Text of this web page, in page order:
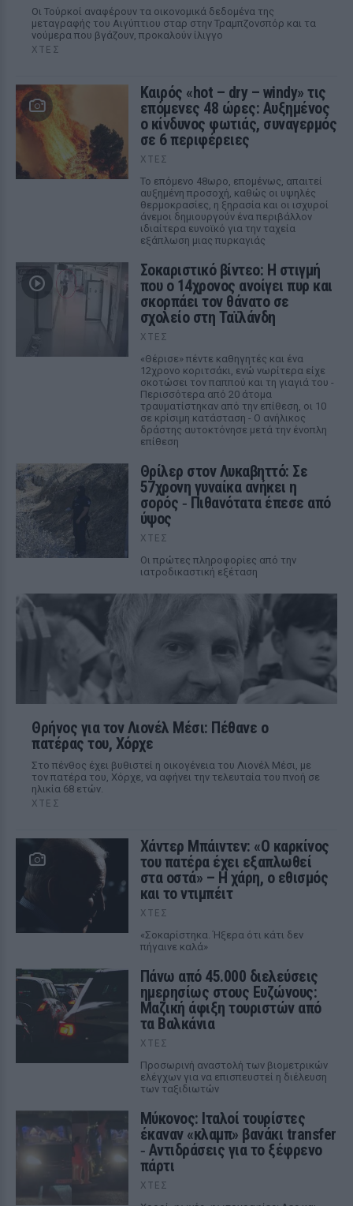
Οι Τούρκοί αναφέρουν τα οικονομικά δεδομένα της
μεταγραφής του Αιγύπτιου σταρ στην Τραμπζονσπόρ και τα
νούμερα που βγάζουν, προκαλούν ίλιγγο
ΧΤΕΣ
Καιρός «hot – dry – windy» τις
επόμενες 48 ώρες: Αυξημένος
ο κίνδυνος φωτιάς, συναγερμός
σε 6 περιφέρειες
ΧΤΕΣ
Το επόμενο 48ωρο, επομένως, απαιτεί
αυξημένη προσοχή, καθώς οι υψηλές
θερμοκρασίες, η ξηρασία και οι ισχυροί
άνεμοι δημιουργούν ένα περιβάλλον
ιδιαίτερα ευνοϊκό για την ταχεία
εξάπλωση μιας πυρκαγιάς
Σοκαριστικό βίντεο: Η στιγμή
που ο 14χρονος ανοίγει πυρ και
σκορπάει τον θάνατο σε
σχολείο στη Ταϊλάνδη
ΧΤΕΣ
«Θέρισε» πέντε καθηγητές και ένα
12χρονο κοριτσάκι, ενώ νωρίτερα είχε
σκοτώσει τον παππού και τη γιαγιά του -
Περισσότερα από 20 άτομα
τραυματίστηκαν από την επίθεση, οι 10
σε κρίσιμη κατάσταση - Ο ανήλικος
δράστης αυτοκτόνησε μετά την ένοπλη
επίθεση
Θρίλερ στον Λυκαβηττό: Σε
57χρονη γυναίκα ανήκει η
σορός ‑ Πιθανότατα έπεσε από
ύψος
ΧΤΕΣ
Οι πρώτες πληροφορίες από την
ιατροδικαστική εξέταση
Θρήνος για τον Λιονέλ Μέσι: Πέθανε ο
πατέρας του, Χόρχε
Στο πένθος έχει βυθιστεί η οικογένεια του Λιονέλ Μέσι, με
τον πατέρα του, Χόρχε, να αφήνει την τελευταία του πνοή σε
ηλικία 68 ετών.
ΧΤΕΣ
Χάντερ Μπάιντεν: «Ο καρκίνος
του πατέρα έχει εξαπλωθεί
στα οστά» – Η χάρη, ο εθισμός
και το ντιμπέιτ
ΧΤΕΣ
«Σοκαρίστηκα. Ήξερα ότι κάτι δεν
πήγαινε καλά»
Πάνω από 45.000 διελεύσεις
ημερησίως στους Ευζώνους:
Μαζική άφιξη τουριστών από
τα Βαλκάνια
ΧΤΕΣ
Προσωρινή αναστολή των βιομετρικών
ελέγχων για να επισπευστεί η διέλευση
των ταξιδιωτών
Μύκονος: Ιταλοί τουρίστες
έκαναν «κλαμπ» βανάκι transfer
‑ Αντιδράσεις για το ξέφρενο
πάρτι
ΧΤΕΣ